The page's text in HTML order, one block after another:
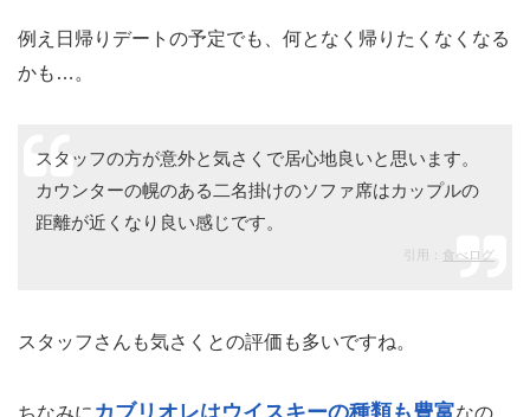
例え日帰りデートの予定でも、何となく帰りたくなくなる
かも…。
スタッフの方が意外と気さくで居心地良いと思います。
カウンターの幌のある二名掛けのソファ席はカップルの
距離が近くなり良い感じです。
引用： 食べログ
スタッフさんも気さくとの評価も多いですね。
ちなみに カブリオレはウイスキーの種類も豊富なの